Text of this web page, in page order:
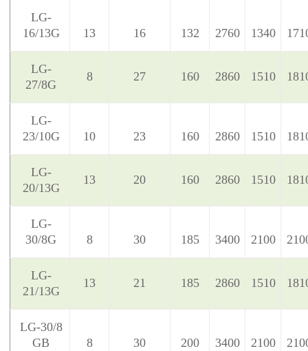
LG-
16/13G
13 16 132 2760 1340
LG-
27/8G
8 27 160 2860 1510
LG-
23/10G
10 23 160 2860 1510
LG-
20/13G
13 20 160 2860 1510
LG-
30/8G
8 30 185 3400 2100
LG-
21/13G
13 21 185 2860 1510
LG-30/8
GB
8 30 200 3400 2100